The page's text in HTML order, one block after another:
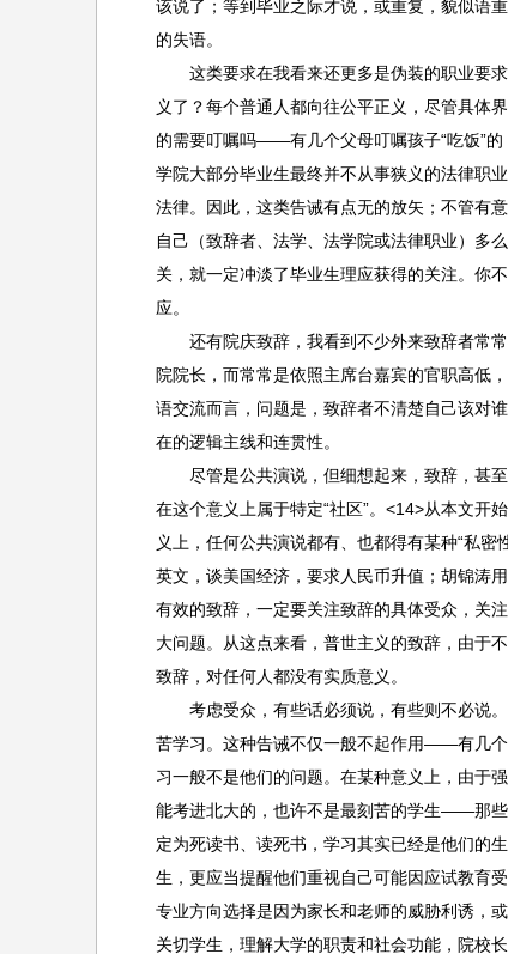
该说了；等到毕业之际才说，或重复，貌似语
的失语。
这类要求在我看来还更多是伪装的职业要求
义了？每个普通人都向往公平正义，尽管具体
的需要叮嘱吗——有几个父母叮嘱孩子“吃饭”的
学院大部分毕业生最终并不从事狭义的法律职
法律。因此，这类告诫有点无的放矢；不管有
自己（致辞者、法学、法学院或法律职业）多
关，就一定冲淡了毕业生理应获得的关注。你
应。
还有院庆致辞，我看到不少外来致辞者常常
院院长，而常常是依照主席台嘉宾的官职高低
语交流而言，问题是，致辞者不清楚自己该对
在的逻辑主线和连贯性。
尽管是公共演说，但细想起来，致辞，甚至
在这个意义上属于特定“社区”。<14>从本文开
义上，任何公共演说都有、也都得有某种“私
英文，谈美国经济，要求人民币升值；胡锦涛
有效的致辞，一定要关注致辞的具体受众，关
大问题。从这点来看，普世主义的致辞，由于
致辞，对任何人都没有实质意义。
考虑受众，有些话必须说，有些则不必说。
苦学习。这种告诫不仅一般不起作用——有几
习一般不是他们的问题。在某种意义上，由于
能考进北大的，也许不是最刻苦的学生——那
定为死读书、读死书，学习其实已经是他们的
生，更应当提醒他们重视自己可能因应试教育
专业方向选择是因为家长和老师的威胁利诱，
关切学生，理解大学的职责和社会功能，院校